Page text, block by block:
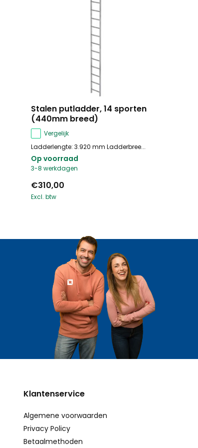
Stalen putladder, 14 sporten
(440mm breed)
Vergelijk
Ladderlengte: 3.920 mm Ladderbree...
Op voorraad
3-8 werkdagen
€310,00
Excl. btw
Klantenservice
Algemene voorwaarden
Privacy Policy
Betaalmethoden